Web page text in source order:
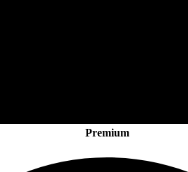
Premium